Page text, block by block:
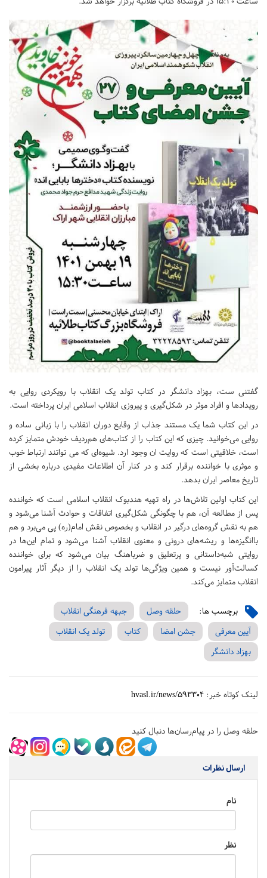
گفتنی ست، بهزاد دانشگر در کتاب تولد یک انقلاب با رویکردی روایی به
رویدادها و افراد موثر در شکل‌گیری و پیروزی انقلاب اسلامی ایران پرداخته است.
در این کتاب شما یک مستند جذاب از وقایع دوران انقلاب را با زبانی ساده و
روایی می‌خوانید. چیزی که این کتاب را از کتاب‌های هم‌ردیف خودش متمایز کرده
است، خلاقیتی است که روایت ان وجود ارد. شیوه‌ای که می تواتند ارتباط خوب
و موثری با خواننده برقرار کند و در کنار آن اطلاعات مفیدی درباره بخشی از
تاریخ معاصر ایران بدهد.
این کتاب اولین تلاش‌ها در راه تهیه هندبوک انقلاب اسلامی است که خواننده
پس از مطالعه آن، هم با چگونگی شکل‌گیری اتفاقات و حوادث آشنا می‌شود و
هم به نقش گروه‌های درگیر در انقلاب و بخصوص نقش امام(ره) پی می‌برد و هم
باانگیزه‌ها و ریشه‌های درونی و معنوی انقلاب آشنا می‌شود و تمام این‌ها در
روایتی شبه‌داستانی و پرتعلیق و ضرباهنگ بیان می‌شود که برای خواننده
کسالت‌آور نیست و همین ویژگی‌ها تولد یک انقلاب را از دیگر آثار پیرامون
انقلاب متمایز می‌کند.
برچسب ها: حلقه وصل
جبهه فرهنگی انقلاب
آیین معرفی
جشن امضا کتاب
تولد یک انقلاب
بهزاد دانشگر
لینک کوتاه خبر: hvasl.ir/news/593304
حلقه وصل را در پیام‌رسان‌ها دنبال کنید
ارسال نظرات
نام
نظر